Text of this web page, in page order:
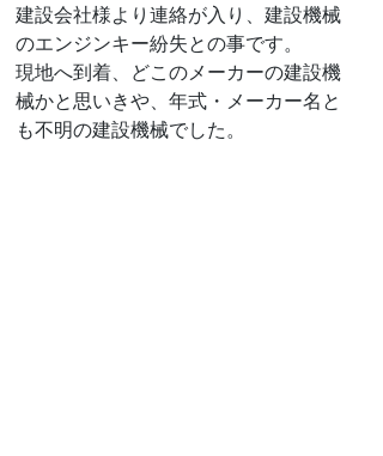
建設会社様より連絡が入り、建設機械
のエンジンキー紛失との事です。
現地へ到着、どこのメーカーの建設機
械かと思いきや、年式・メーカー名と
も不明の建設機械でした。